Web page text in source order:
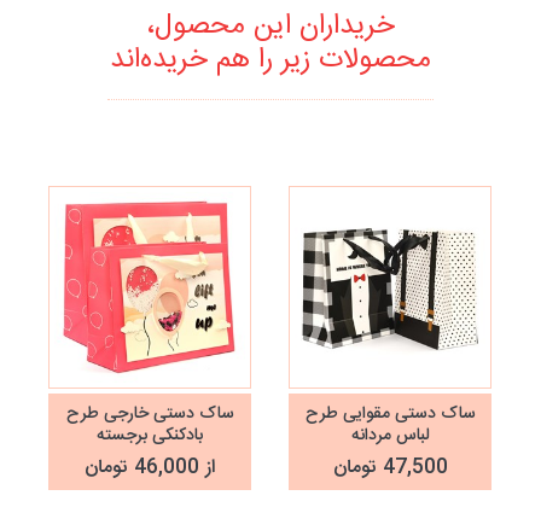
خریداران این محصول،
محصولات زیر را هم خریده‌اند
ساک دستی مقوایی طرح
لباس مردانه
47,500 تومان
ساک دستی خارجی طرح
بادکنکی برجسته
از 46,000 تومان